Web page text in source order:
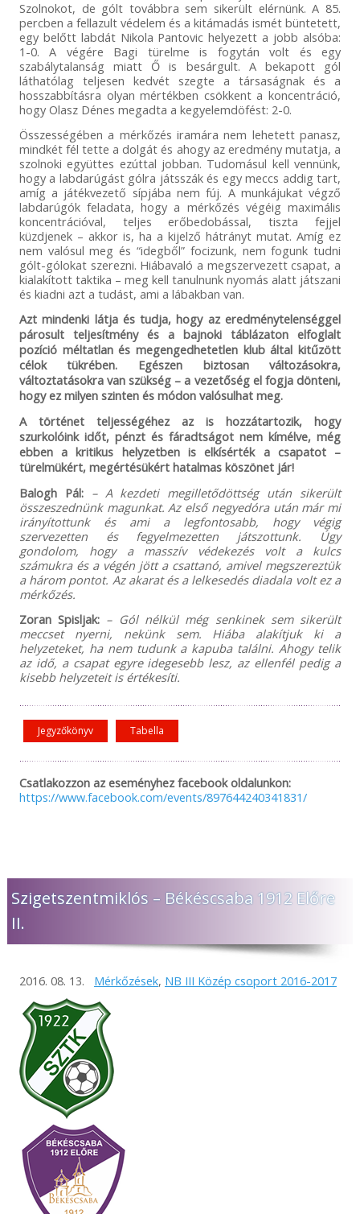
Szolnokot, de gólt továbbra sem sikerült elérnünk. A 85.
percben a fellazult védelem és a kitámadás ismét büntetett,
egy belőtt labdát Nikola Pantovic helyezett a jobb alsóba:
1-0. A végére Bagi türelme is fogytán volt és egy
szabálytalanság miatt Ő is besárgult. A bekapott gól
láthatólag teljesen kedvét szegte a társaságnak és a
hosszabbításra olyan mértékben csökkent a koncentráció,
hogy Olasz Dénes megadta a kegyelemdöfést: 2-0.
Összességében a mérkőzés iramára nem lehetett panasz,
mindkét fél tette a dolgát és ahogy az eredmény mutatja, a
szolnoki együttes ezúttal jobban. Tudomásul kell vennünk,
hogy a labdarúgást gólra játsszák és egy meccs addig tart,
amíg a játékvezető sípjába nem fúj. A munkájukat végző
labdarúgók feladata, hogy a mérkőzés végéig maximális
koncentrációval, teljes erőbedobással, tiszta fejjel
küzdjenek – akkor is, ha a kijelző hátrányt mutat. Amíg ez
nem valósul meg és “idegből” focizunk, nem fogunk tudni
gólt-gólokat szerezni. Hiábavaló a megszervezett csapat, a
kialakított taktika – meg kell tanulnunk nyomás alatt játszani
és kiadni azt a tudást, ami a lábakban van.
Azt mindenki látja és tudja, hogy az eredménytelenséggel
párosult teljesítmény és a bajnoki táblázaton elfoglalt
pozíció méltatlan és megengedhetetlen klub által kitűzött
célok tükrében. Egészen biztosan változásokra,
változtatásokra van szükség – a vezetőség el fogja dönteni,
hogy ez milyen szinten és módon valósulhat meg.
A történet teljességéhez az is hozzátartozik, hogy
szurkolóink időt, pénzt és fáradtságot nem kímélve, még
ebben a kritikus helyzetben is elkísérték a csapatot –
türelmükért, megértésükért hatalmas köszönet jár!
Balogh Pál: – A kezdeti megilletődöttség után sikerült
összeszednünk magunkat. Az első negyedóra után már mi
irányítottunk és ami a legfontosabb, hogy végig
szervezetten és fegyelmezetten játszottunk. Úgy
gondolom, hogy a masszív védekezés volt a kulcs
számukra és a végén jött a csattanó, amivel megszereztük
a három pontot. Az akarat és a lelkesedés diadala volt ez a
mérkőzés.
Zoran Spisljak: – Gól nélkül még senkinek sem sikerült
meccset nyerni, nekünk sem. Hiába alakítjuk ki a
helyzeteket, ha nem tudunk a kapuba találni. Ahogy telik
az idő, a csapat egyre idegesebb lesz, az ellenfél pedig a
kisebb helyzeteit is értékesíti.
Jegyzőkönyv Tabella
Csatlakozzon az eseményhez facebook oldalunkon:
https://www.facebook.com/events/897644240341831/
Szigetszentmiklós – Békéscsaba 1912 Előre
II.
2016. 08. 13. Mérkőzések, NB III Közép csoport 2016-2017